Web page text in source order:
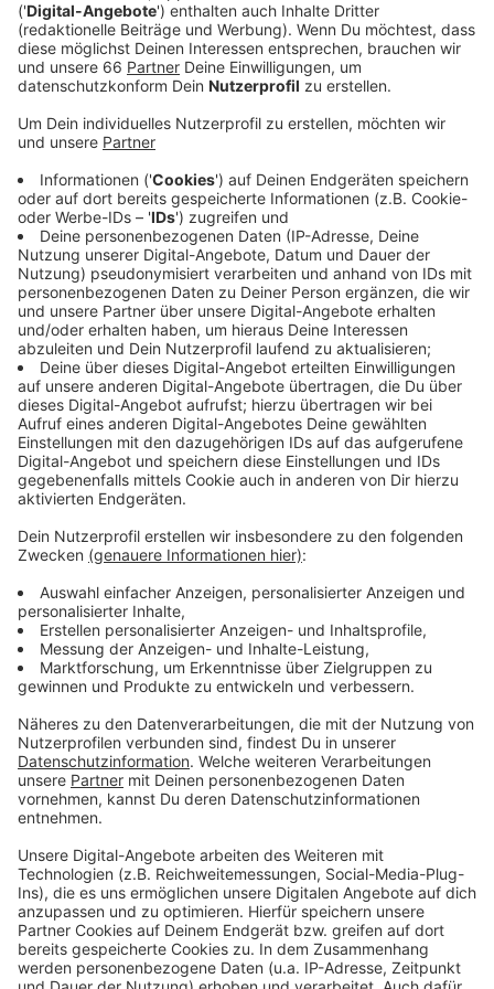
Filme, die schon seit Jahren auf dem Spielplan
stehen.
Veröffentlicht:Mittwoch, 21.06.2023 05:26
Anzeige
Los geht es am 20. Juli mit der Komödie "Ticket ins
Paradies". Wer auf Action steht, für den werden der
aktuelle "Mission: Impossible" sowie "John Wick 4"
gezeigt. Kinder und Familien dürfen sich auf "Super
Mario Bros" und "Guardians of the Galaxy Vol. 3" freuen.
Den Abschluss der Saison macht am 20. August
"Indiana Jones und das Rad des Schicksals". Auch in
diesem Jahr sind Joker-Nights geplant, bei denen
besonders beliebte Filme gezeigt werden. Auch den
Kino Beach wird es am Robert-Lehr-Ufer wieder
geben. Der Eintritt ist kostenlos.
Weitere Infos und Links zum Thema:
Anzeige
Hier geht es zum Ticketshop
Hier gibt es Infos zum Beachclub neben dem Kino
Weitere Informationen stehen hier
Anzeige